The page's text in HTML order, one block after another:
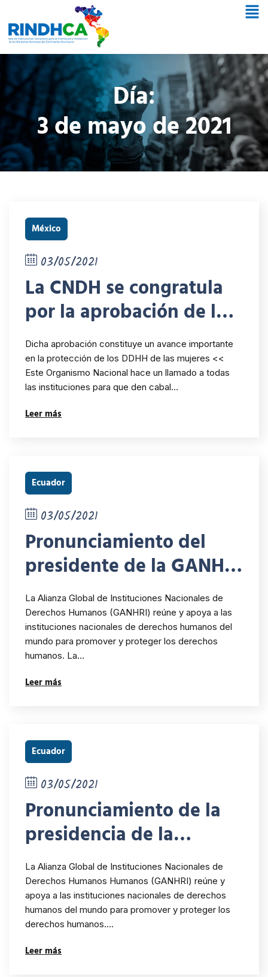
Día:
3 de mayo de 2021
México
03/05/2021
La CNDH se congratula
por la aprobación de la
denominada “Ley
Olimpia”, contra
violencia digital
Dicha aprobación constituye un avance importante
en la protección de los DDHH de las mujeres <<
Este Organismo Nacional hace un llamado a todas
las instituciones para que den cabal…
Leer más
Ecuador
03/05/2021
Pronunciamiento del
presidente de la GANHRI
ante las protestas
ocurridas en Colombia
La Alianza Global de Instituciones Nacionales de
Derechos Humanos (GANHRI) reúne y apoya a las
instituciones nacionales de derechos humanos del
mundo para promover y proteger los derechos
humanos. La…
Leer más
Ecuador
03/05/2021
Pronunciamiento de la
presidencia de la
GANHRI ante las
decisiones adoptadas
por la Asamblea
Legislativa de El
Salvador
La Alianza Global de Instituciones Nacionales de
Derechos Humanos Humanos (GANHRI) reúne y
apoya a las instituciones nacionales de derechos
humanos del mundo para promover y proteger los
derechos humanos.…
Leer más